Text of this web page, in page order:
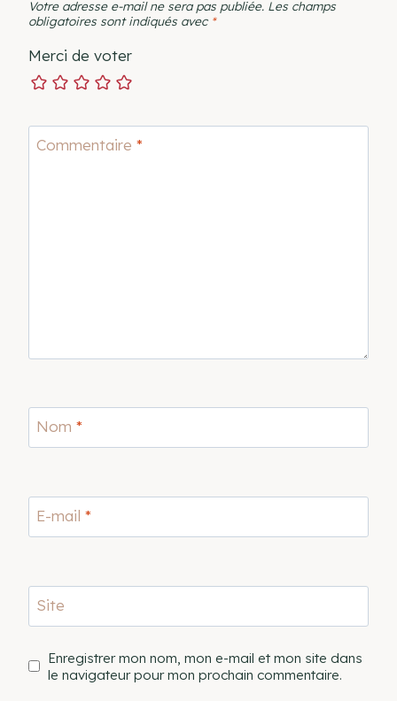
Votre adresse e-mail ne sera pas publiée. Les champs
obligatoires sont indiqués avec *
Merci de voter
Commentaire *
Nom *
E-mail *
Site
Enregistrer mon nom, mon e-mail et mon site dans
le navigateur pour mon prochain commentaire.